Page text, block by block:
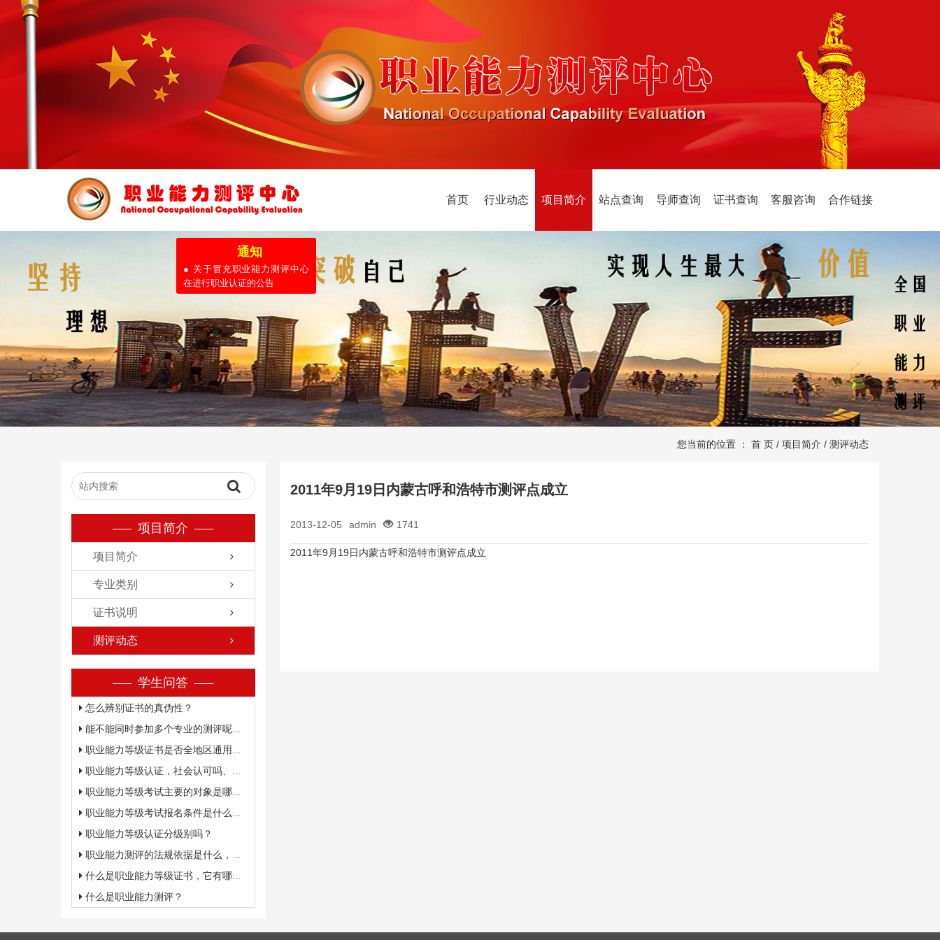
首页 行业动态 项目简介 站点查询 导师查询 证书查询 客服咨询 合作链接
您当前的位置 ： 首 页 / 项目简介 / 测评动态
项目简介
项目简介
专业类别
证书说明
测评动态
学生问答
怎么辨别证书的真伪性？
能不能同时参加多个专业的测评呢...
职业能力等级证书是否全地区通用...
职业能力等级认证，社会认可吗、...
职业能力等级考试主要的对象是哪...
职业能力等级考试报名条件是什么...
职业能力等级认证分级别吗？
职业能力测评的法规依据是什么，...
什么是职业能力等级证书，它有哪...
什么是职业能力测评？
2011年9月19日内蒙古呼和浩特市测评点成立
2013-12-05 admin 1741
2011年9月19日内蒙古呼和浩特市测评点成立
通知
● 关于冒充职业能力测评中心
在进行职业认证的公告